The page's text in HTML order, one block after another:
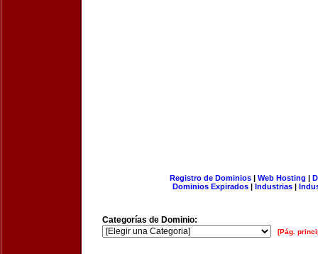
Registro de Dominios| Web Hosting |
Dominios Expirados | Industrias |
Categorías de Dominio:
[Pág.